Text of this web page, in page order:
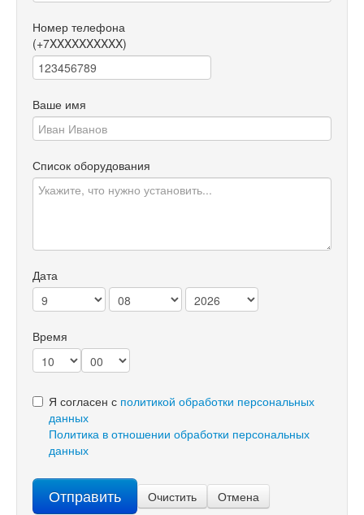
Номер телефона
(+7XXXXXXXXXX)
Ваше имя
Список оборудования
Дата
Время
Я согласен с политикой обработки персональных
данных
Политика в отношении обработки персональных
данных
Отправить Очистить Отмена